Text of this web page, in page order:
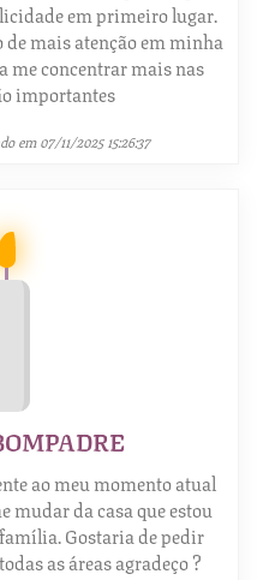
em primeiro lugar.
mais atenção em minha
me concentrar mais nas
importantes
em 07/11/2025 15:26:37
ao meu momento atual
mudar da casa que estou
Gostaria de pedir
as áreas agradeço ?